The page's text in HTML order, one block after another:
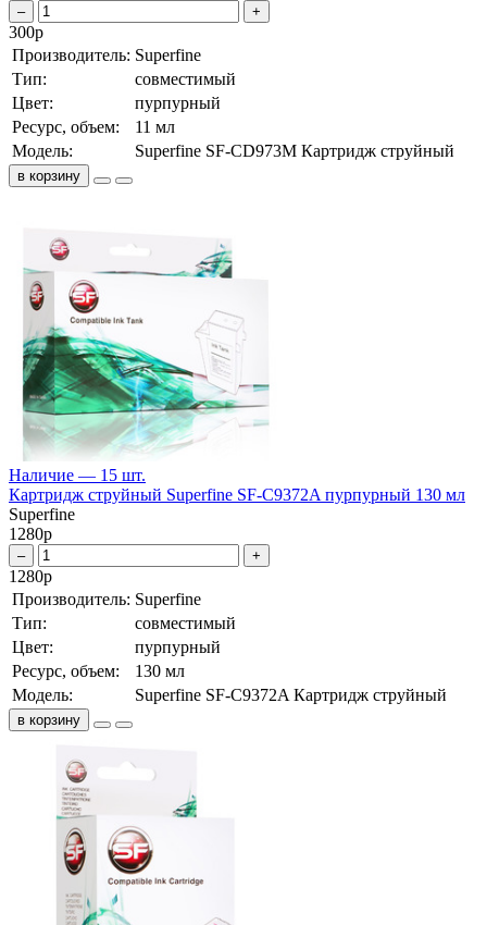
– +
300р
Производитель: Superfine
Тип:
совместимый
Цвет:
пурпурный
Ресурс, объем:
11 мл
Модель:
Superfine SF-CD973M Картридж струйный
в корзину
Наличие — 15 шт.
Картридж струйный Superfine SF-C9372A пурпурный 130 мл
Superfine
1280р
– +
1280р
Производитель: Superfine
Тип:
совместимый
Цвет:
пурпурный
Ресурс, объем:
130 мл
Модель:
Superfine SF-C9372A Картридж струйный
в корзину